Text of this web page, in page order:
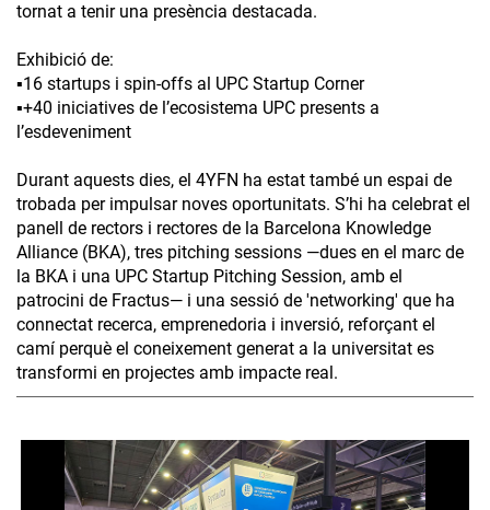
tornat a tenir una presència destacada.
Exhibició de:
▪️16 startups i spin-offs al UPC Startup Corner
▪️+40 iniciatives de l’ecosistema UPC presents a
l’esdeveniment
Durant aquests dies, el 4YFN ha estat també un espai de
trobada per impulsar noves oportunitats. S’hi ha celebrat el
panell de rectors i rectores de la Barcelona Knowledge
Alliance (BKA), tres pitching sessions —dues en el marc de
la BKA i una UPC Startup Pitching Session, amb el
patrocini de Fractus— i una sessió de 'networking' que ha
connectat recerca, emprenedoria i inversió, reforçant el
camí perquè el coneixement generat a la universitat es
transformi en projectes amb impacte real.